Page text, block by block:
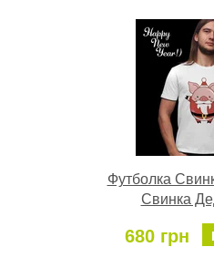
Футболка
Свинка
680 грн